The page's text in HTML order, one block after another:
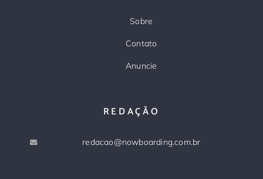
Sobre
Contato
Anuncie
REDAÇÃO
redacao@nowboarding.com.br